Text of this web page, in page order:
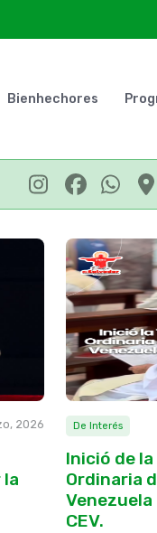
Bienhechores
2026 De Interés
Inició de la
Ordinaria
Venezuela
CEV.